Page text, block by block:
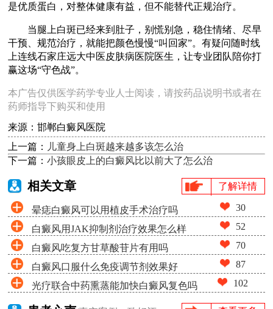
是优质蛋白，对整体健康有益，但不能替代正规治疗。
当腿上白斑已经来到肚子，别慌别急，稳住情绪、尽早
干预、规范治疗，就能把颜色慢慢“叫回家”。有疑问随时线
上连线石家庄远大中医皮肤病医院医生，让专业团队陪你打
赢这场“守色战”。
本广告仅供医学药学专业人士阅读，请按药品说明书或者在
药师指导下购买和使用
来源：邯郸白癜风医院
上一篇：
儿童身上白斑越来越多该怎么治
下一篇：小孩眼皮上的白癜风比以前大了怎么治
相关文章 了解详情
晕痣白癜风可以用植皮手术治疗吗 30
白癜风用JAK抑制剂治疗效果怎么样 52
白癜风吃复方甘草酸苷片有用吗 70
白癜风口服什么免疫调节剂效果好 87
光疗联合中药熏蒸能加快白癜风复色吗 102